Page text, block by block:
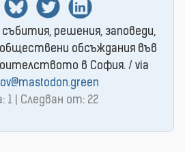
BlueSkyTwitterLinkedin
събития, решения, заповеди,
обсъждания във
в София. / via
1 | Следван от: 22